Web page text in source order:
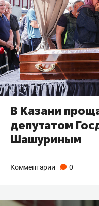
В Казани
депутатом
Шашуриным
Комментарии 0